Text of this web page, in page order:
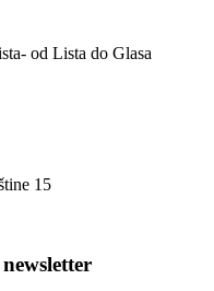
od Lista do Glasa
15